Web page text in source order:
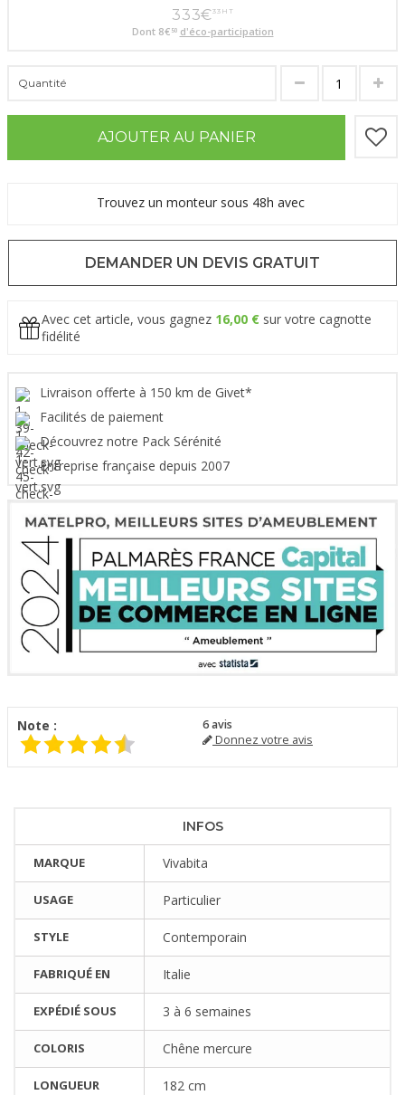
333€33 HT
Dont 8€ 50 d'éco-participation
Quantité
AJOUTER AU PANIER
Trouvez un monteur sous 48h avec
DEMANDER UN DEVIS GRATUIT
Avec cet article, vous gagnez 16,00 € sur votre cagnotte
fidélité
Livraison offerte à 150 km de Givet*
Facilités de paiement
Découvrez notre Pack Sérénité
Entreprise française depuis 2007
Note : 6avis
Donnez votre avis
INFOS
MARQUE Vivabita
USAGE Particulier
STYLE Contemporain
FABRIQUÉ EN Italie
EXPÉDIÉ SOUS 3 à 6 semaines
COLORIS Chêne mercure
LONGUEUR 182 cm